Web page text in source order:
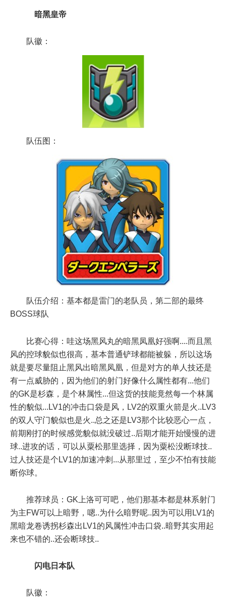
暗黑皇帝
队徽：
队伍图：
队伍介绍：基本都是雷门的老队员，第二部的最终
BOSS球队
比赛心得：哇这场黑风丸的暗黑凤凰好强啊....而且黑
风的控球貌似也很高，基本普通铲球都能被躲，所以这场
就是要尽量阻止黑风出暗黑凤凰，但是对方的单人技还是
有一点威胁的，因为他们的射门好像什么属性都有...他们
的GK是杉森，是个林属性...但这货的技能竟然每一个林属
性的貌似...LV1的冲击口袋是风，LV2的双重火箭是火..LV3
的双人守门貌似也是火..总之还是LV3那个比较恶心一点，
前期刚打的时候感觉貌似就没破过..后期才能开始慢慢的进
球..进攻的话，可以从粟松那里选择，因为粟松没断球技..
过人技还是个LV1的加速冲刺...从那里过，至少不怕有技能
断你球。
推荐球员：GK上洛可可吧，他们那基本都是林系射门
为主FW可以上暗野，嗯..为什么暗野呢..因为可以用LV1的
黑暗龙卷诱拐杉森出LV1的风属性冲击口袋..暗野其实用起
来也不错的..还会断球技..
闪电日本队
队徽：